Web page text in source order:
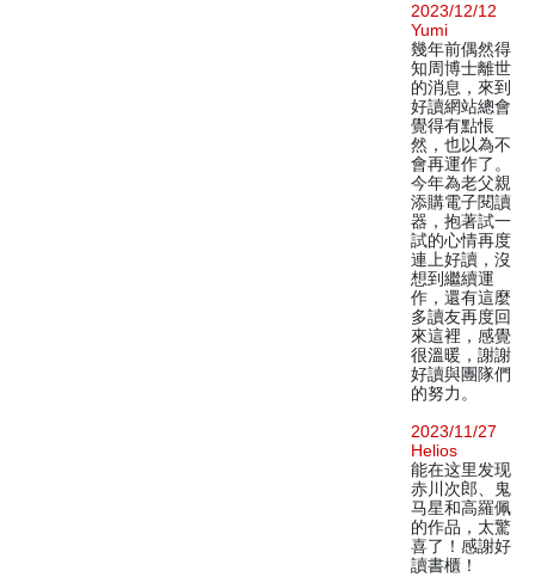
2023/12/12
Yumi
幾年前偶然得
知周博士離世
的消息，來到
好讀網站總會
覺得有點悵
然，也以為不
會再運作了。
今年為老父親
添購電子閱讀
器，抱著試一
試的心情再度
連上好讀，沒
想到繼續運
作，還有這麼
多讀友再度回
來這裡，感覺
很溫暖，謝謝
好讀與團隊們
的努力。
2023/11/27
Helios
能在这里发现
赤川次郎、鬼
马星和高羅佩
的作品，太驚
喜了！感謝好
讀書櫃！